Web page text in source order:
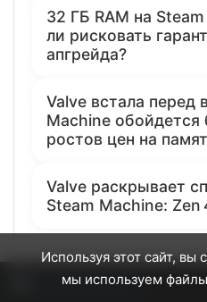
32 ГБ RAM на
ли рисковать
апгрейда?
Valve встала перед
Machine обойдется
ростов цен на
Valve раскрывает
Steam Machine: Zen
Используя этот сайт, вы
мы используем